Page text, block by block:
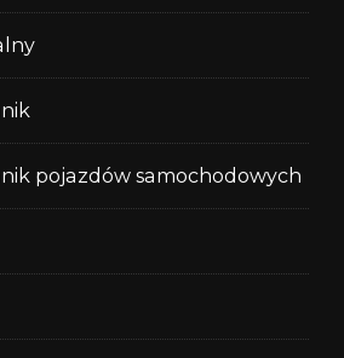
pojazdów samochodowych